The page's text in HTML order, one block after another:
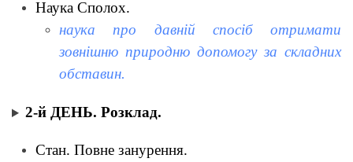
Наука Сполох.
наука про давній спосіб отримати
зовнішню природню допомогу за складних
обставин.
2-й ДЕНЬ. Розклад.
Стан. Повне занурення.